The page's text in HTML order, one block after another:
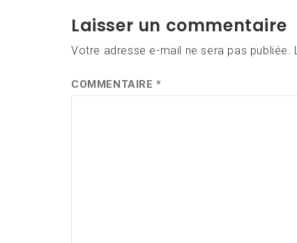
l’article
Laisser un commentaire
Votre adresse e-mail ne sera pas publiée.
COMMENTAIRE*